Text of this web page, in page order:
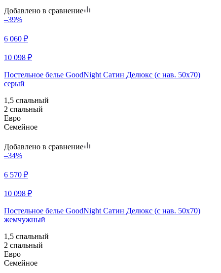
Добавлено в сравнение
–39%
6 060 ₽
10 098 ₽
Постельное белье GoodNight Сатин Делюкс (с нав. 50х70)
серый
1,5 спальный
2 спальный
Евро
Семейное
Добавлено в сравнение
–34%
6 570 ₽
10 098 ₽
Постельное белье GoodNight Сатин Делюкс (с нав. 50х70)
жемчужный
1,5 спальный
2 спальный
Евро
Семейное